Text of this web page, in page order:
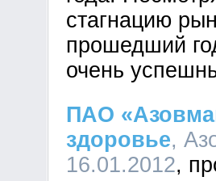
стагнацию
прошедший
очень
ПАО
здоровье,
16.01.2012